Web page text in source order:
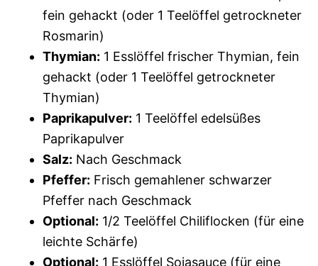
fein gehackt (oder 1 Teelöffel getrockneter
Rosmarin)
Thymian: 1 Esslöffel frischer Thymian, fein
gehackt (oder 1 Teelöffel getrockneter
Thymian)
Paprikapulver: 1 Teelöffel edelsüßes
Paprikapulver
Salz: Nach Geschmack
Pfeffer: Frisch gemahlener schwarzer
Pfeffer nach Geschmack
Optional: 1/2 Teelöffel Chiliflocken (für eine
leichte Schärfe)
Optional: 1 Esslöffel Sojasauce (für eine